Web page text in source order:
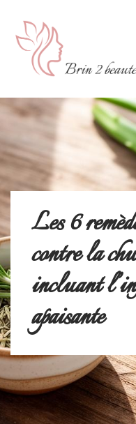
Les 6
contre la
incluant
apaisante